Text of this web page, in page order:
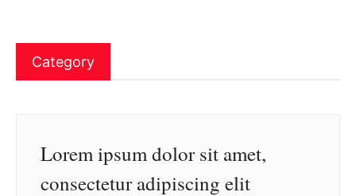
Category
Lorem ipsum dolor sit amet,
consectetur adipiscing elit